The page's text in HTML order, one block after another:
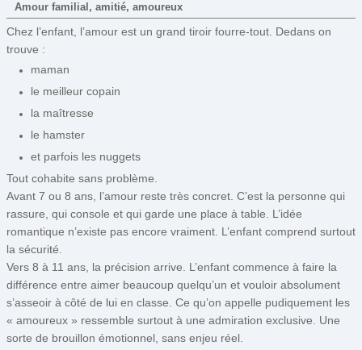
Amour familial, amitié, amoureux
Chez l’enfant, l’amour est un grand tiroir fourre-tout. Dedans on
trouve :
maman
le meilleur copain
la maîtresse
le hamster
et parfois les nuggets
Tout cohabite sans problème.
Avant 7 ou 8 ans, l’amour reste très concret. C’est la personne qui
rassure, qui console et qui garde une place à table. L’idée
romantique n’existe pas encore vraiment. L’enfant comprend surtout
la sécurité.
Vers 8 à 11 ans, la précision arrive. L’enfant commence à faire la
différence entre aimer beaucoup quelqu’un et vouloir absolument
s’asseoir à côté de lui en classe. Ce qu’on appelle pudiquement les
« amoureux » ressemble surtout à une admiration exclusive. Une
sorte de brouillon émotionnel, sans enjeu réel.